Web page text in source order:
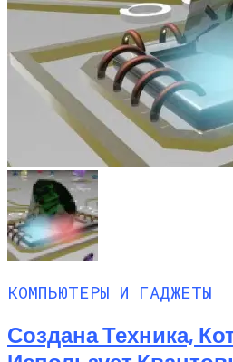
КОМПЬЮТЕРЫ И ГАДЖЕТЫ
Создана Техника,